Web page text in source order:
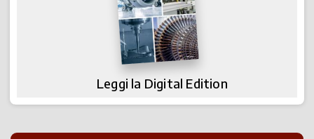
Leggi la Digital Edition